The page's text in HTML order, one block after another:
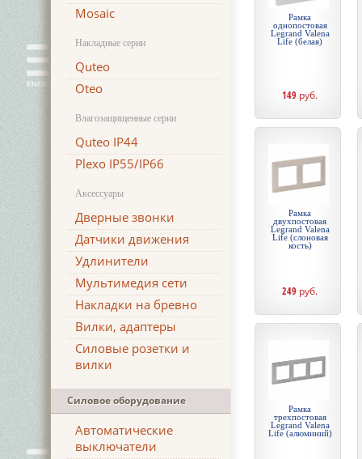
Mosaic
Накладные серии
Quteo
Oteo
Влагозащищенные серии
Quteo IP44
Plexo IP55/IP66
Аксессуары
Дверные звонки
Датчики движения
Удлинители
Мультимедия сети
Накладки на бревно
Вилки, адаптеры
Силовые розетки и
вилки
Силовое оборудование
Автоматические
выключатели
Рамка
однопостовая
Legrand Valena
Life (белая)
149 руб.
Рамка
двухпостовая
Legrand Valena
Life (слоновая
кость)
249 руб.
Рамка
трехпостовая
Legrand Valena
Life (алюминий)